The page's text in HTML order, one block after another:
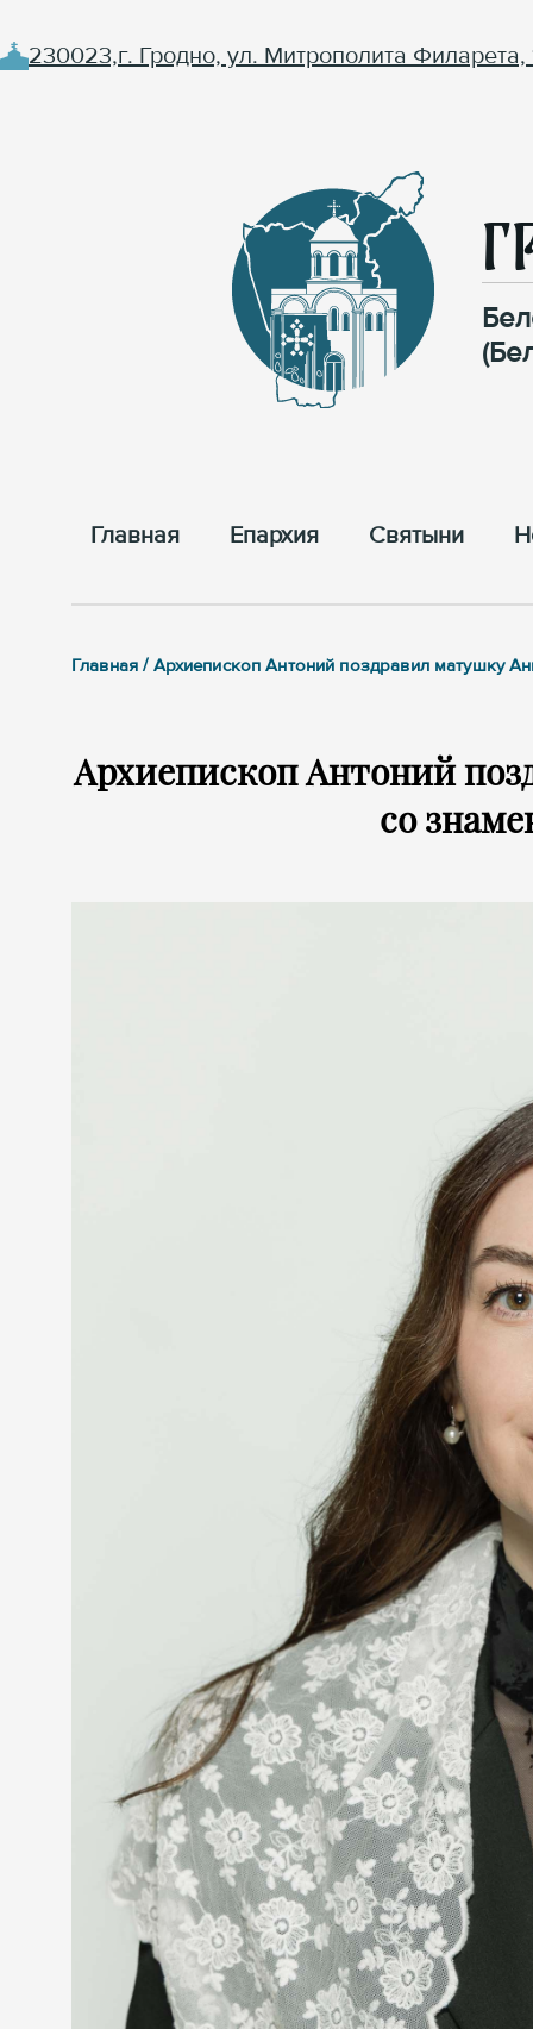
230023,г. Гродно, ул. Митрополита Филарета,
Главная Епархия Cвятыни
Главная / Архиепископ Антоний поздравил матушку
Архиепископ Антоний
со